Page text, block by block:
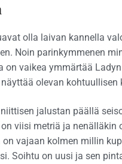
olla laivan kannella
Noin parinkymmenen
vaikea ymmärtää
olevan kohtuullisen
jalustan päällä
viisi metriä ja
vajaan kolmen millin
Soihtu on uusi ja sen